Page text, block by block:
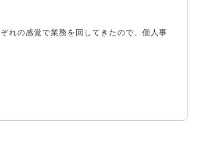
れの感覚で業務を回してきたので、個人事